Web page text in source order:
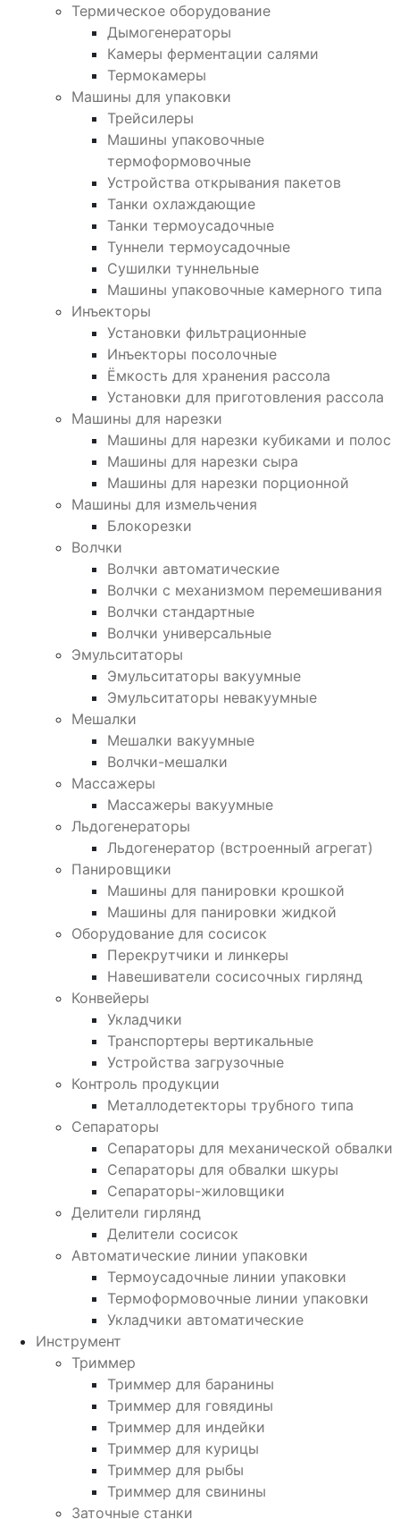
Термическое оборудование
Дымогенераторы
Камеры ферментации салями
Термокамеры
Машины для упаковки
Трейсилеры
Машины упаковочные
термоформовочные
Устройства открывания пакетов
Танки охлаждающие
Танки термоусадочные
Туннели термоусадочные
Сушилки туннельные
Машины упаковочные камерного типа
Инъекторы
Установки фильтрационные
Инъекторы посолочные
Ёмкость для хранения рассола
Установки для приготовления рассола
Машины для нарезки
Машины для нарезки кубиками и полос
Машины для нарезки сыра
Машины для нарезки порционной
Машины для измельчения
Блокорезки
Волчки
Волчки автоматические
Волчки с механизмом перемешивания
Волчки стандартные
Волчки универсальные
Эмульситаторы
Эмульситаторы вакуумные
Эмульситаторы невакуумные
Мешалки
Мешалки вакуумные
Волчки-мешалки
Массажеры
Массажеры вакуумные
Льдогенераторы
Льдогенератор (встроенный агрегат)
Панировщики
Машины для панировки крошкой
Машины для панировки жидкой
Оборудование для сосисок
Перекрутчики и линкеры
Навешиватели сосисочных гирлянд
Конвейеры
Укладчики
Транспортеры вертикальные
Устройства загрузочные
Контроль продукции
Металлодетекторы трубного типа
Сепараторы
Сепараторы для механической обвалки
Сепараторы для обвалки шкуры
Сепараторы-жиловщики
Делители гирлянд
Делители сосисок
Автоматические линии упаковки
Термоусадочные линии упаковки
Термоформовочные линии упаковки
Укладчики автоматические
Инструмент
Триммер
Триммер для баранины
Триммер для говядины
Триммер для индейки
Триммер для курицы
Триммер для рыбы
Триммер для свинины
Заточные станки